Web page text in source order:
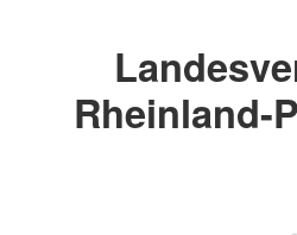
Rheinland-